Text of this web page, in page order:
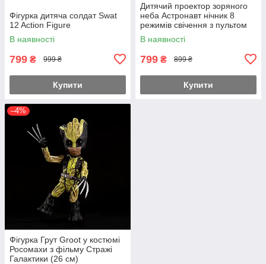
Фігурка дитяча солдат Swat
12 Action Figure
В наявності
799 ₴ 999 ₴
Купити
Дитячий проектор зоряного
неба Астронавт нічник 8
режимів свічення з пультом
(Білий)
В наявності
799 ₴ 899 ₴
Купити
–4%
Фігурка Грут Groot у костюмі
Росомахи з фільму Стражі
Галактики (26 см)